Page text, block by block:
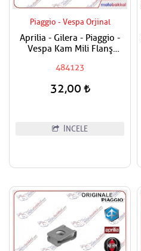
Piaggio - Vespa Orjinal
Aprilia - Gilera - Piaggio -
Vespa Kam Mili Flanş
484123
32,00
İNCELE